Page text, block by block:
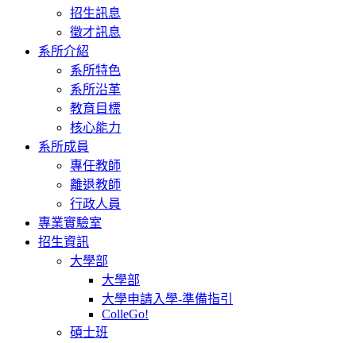
招生訊息
徵才訊息
系所介紹
系所特色
系所沿革
教育目標
核心能力
系所成員
專任教師
離退教師
行政人員
專業實驗室
招生資訊
大學部
大學部
大學申請入學-準備指引
ColleGo!
碩士班